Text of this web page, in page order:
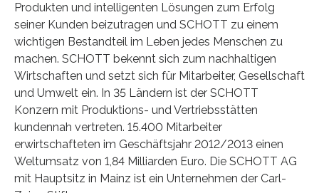
Produkten und intelligenten Lösungen zum Erfolg
seiner Kunden beizutragen und SCHOTT zu einem
wichtigen Bestandteil im Leben jedes Menschen zu
machen. SCHOTT bekennt sich zum nachhaltigen
Wirtschaften und setzt sich für Mitarbeiter, Gesellschaft
und Umwelt ein. In 35 Ländern ist der SCHOTT
Konzern mit Produktions- und Vertriebsstätten
kundennah vertreten. 15.400 Mitarbeiter
erwirtschafteten im Geschäftsjahr 2012/2013 einen
Weltumsatz von 1,84 Milliarden Euro. Die SCHOTT AG
mit Hauptsitz in Mainz ist ein Unternehmen der Carl-